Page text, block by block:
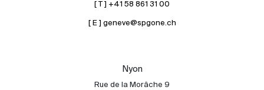
[ T ] +41 58 861 31 00
[ E ] geneve@spgone.ch
Nyon
Rue de la Morâche 9